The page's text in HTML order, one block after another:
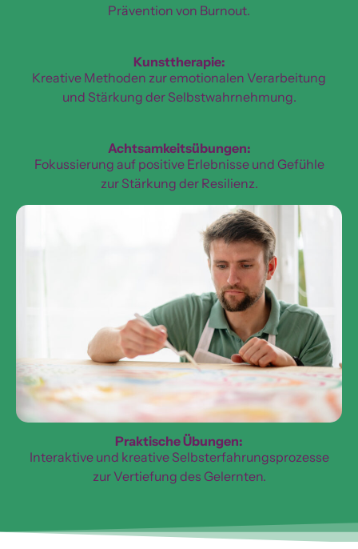
Prävention von Burnout.
Kunsttherapie:
Kreative Methoden zur emotionalen Verarbeitung
und Stärkung der Selbstwahrnehmung.
Achtsamkeitsübungen:
Fokussierung auf positive Erlebnisse und Gefühle
zur Stärkung der Resilienz.
Praktische Übungen:
Interaktive und kreative Selbsterfahrungsprozesse
zur Vertiefung des Gelernten.